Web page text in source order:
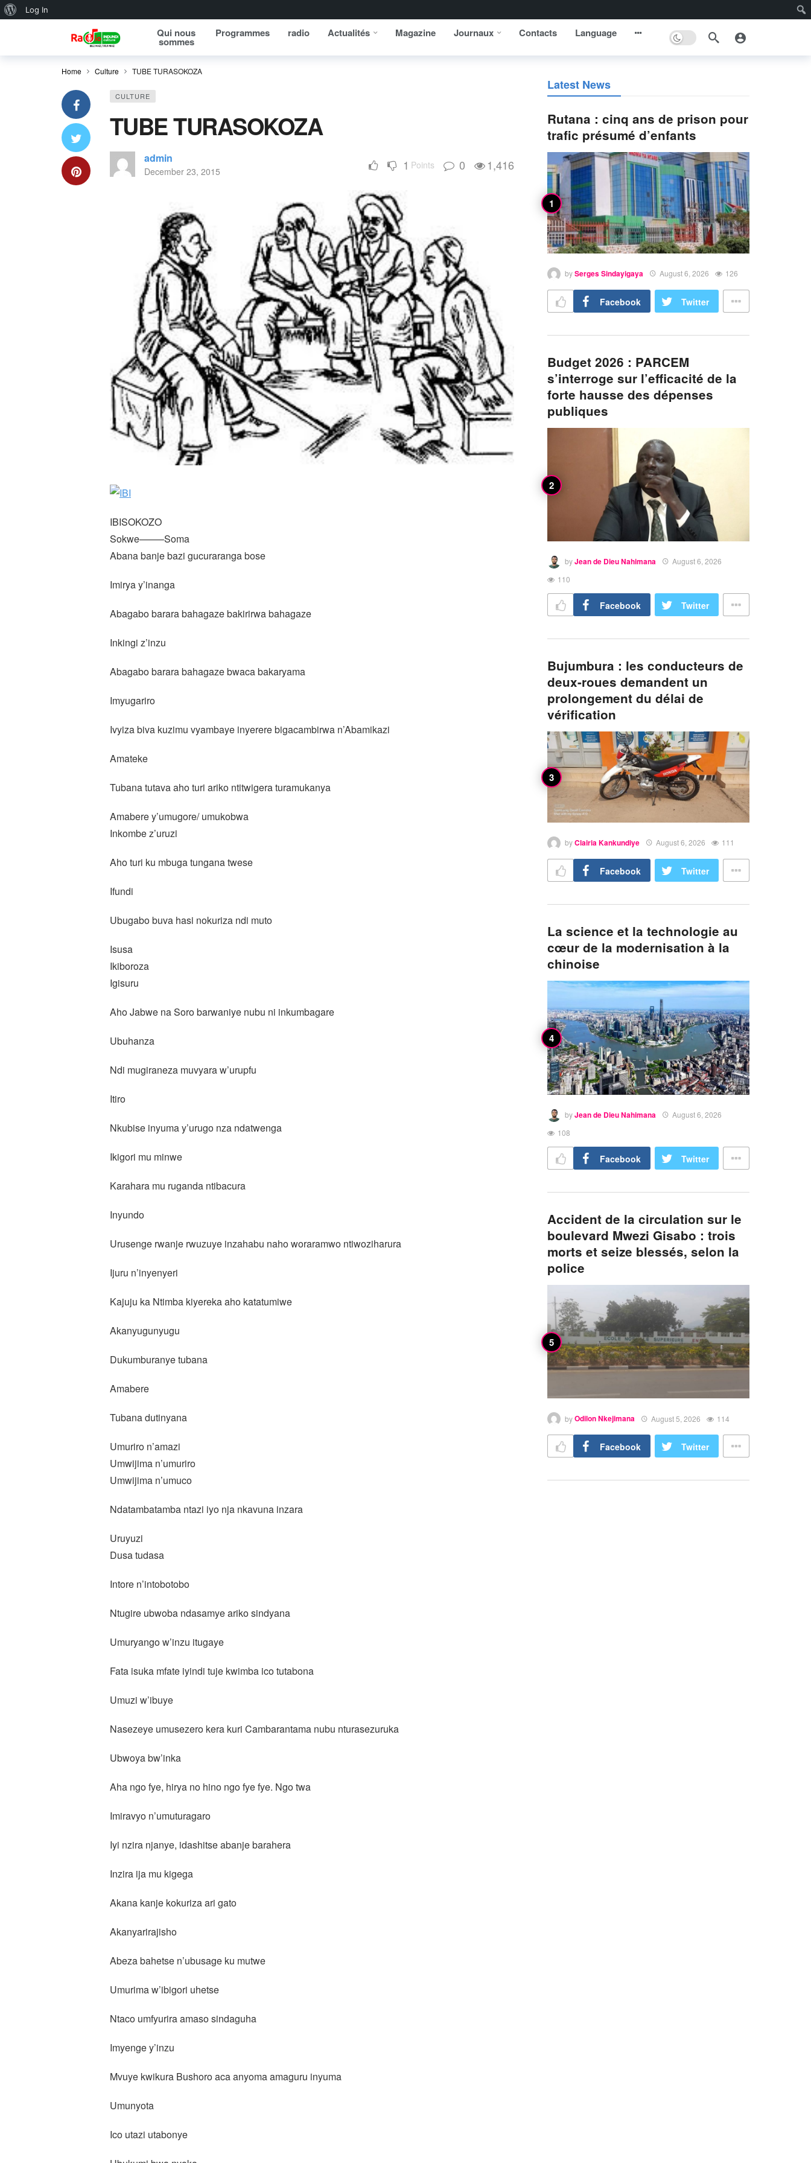
About WordPress
Log In
Qui nous
sommes
Programmes radio Actualités Magazine Journaux Contacts Language
Home Culture TUBE TURASOKOZA
CULTURE
TUBE TURASOKOZA
admin
December 23, 2015 1 Points 0 1,416
IBISOKOZO
Sokwe——–Soma
Abana banje bazi gucuraranga bose
Imirya y’inanga
Abagabo barara bahagaze bakirirwa bahagaze
Inkingi z’inzu
Abagabo barara bahagaze bwaca bakaryama
Imyugariro
Ivyiza biva kuzimu vyambaye inyerere bigacambirwa n’Abamikazi
Amateke
Tubana tutava aho turi ariko ntitwigera turamukanya
Amabere y’umugore/ umukobwa
Inkombe z’uruzi
Aho turi ku mbuga tungana twese
Ifundi
Ubugabo buva hasi nokuriza ndi muto
Isusa
Ikiboroza
Igisuru
Aho Jabwe na Soro barwaniye nubu ni inkumbagare
Ubuhanza
Ndi mugiraneza muvyara w’urupfu
Itiro
Nkubise inyuma y’urugo nza ndatwenga
Ikigori mu minwe
Karahara mu ruganda ntibacura
Inyundo
Urusenge rwanje rwuzuye inzahabu naho woraramwo ntiwoziharura
Ijuru n’inyenyeri
Kajuju ka Ntimba kiyereka aho katatumiwe
Akanyugunyugu
Dukumburanye tubana
Amabere
Tubana dutinyana
Umuriro n’amazi
Umwijima n’umuriro
Umwijima n’umuco
Ndatambatamba ntazi iyo nja nkavuna inzara
Uruyuzi
Dusa tudasa
Intore n’intobotobo
Ntugire ubwoba ndasamye ariko sindyana
Umuryango w’inzu itugaye
Fata isuka mfate iyindi tuje kwimba ico tutabona
Umuzi w’ibuye
Nasezeye umusezero kera kuri Cambarantama nubu nturasezuruka
Ubwoya bw’inka
Aha ngo fye, hirya no hino ngo fye fye. Ngo twa
Imiravyo n’umuturagaro
Iyi nzira njanye, idashitse abanje barahera
Inzira ija mu kigega
Akana kanje kokuriza ari gato
Akanyarirajisho
Abeza bahetse n’ubusage ku mutwe
Umurima w’ibigori uhetse
Ntaco umfyurira amaso sindaguha
Imyenge y’inzu
Mvuye kwikura Bushoro aca anyoma amaguru inyuma
Umunyota
Ico utazi utabonye
Latest News
Rutana : cinq ans de prison pour
trafic présumé d’enfants
bySerges Sindayigaya August 6, 2026 126
Facebook Twitter
Budget 2026 : PARCEM
s’interroge sur l’efficacité de la
forte hausse des dépenses
publiques
byJean de Dieu Nahimana
August 6, 2026
110
Facebook Twitter
Bujumbura : les conducteurs de
deux-roues demandent un
prolongement du délai de
vérification
byClairia Kankundiye August 6, 2026 111
Facebook Twitter
La science et la technologie au
cœur de la modernisation à la
chinoise
byJean de Dieu Nahimana
August 6, 2026
108
Facebook Twitter
Accident de la circulation sur le
boulevard Mwezi Gisabo : trois
morts et seize blessés, selon la
police
byOdilon Nkejimana August 5, 2026 114
Facebook Twitter